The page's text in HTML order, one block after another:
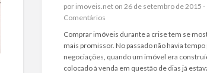
por imoveis.neton 26 de setembro de 2015 -
Comentários
Comprar imóveis durante a crise tem se
mais promissor. No passado não havia tempo
negociações, quando um imóvel era
colocado à venda em questão de dias já